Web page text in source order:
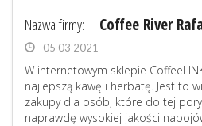
Nazwa firmy: Coffee River
05 03 2021
W internetowym sklepie
najlepszą kawę i herbatę. Jest to
zakupy dla osób, które do tej pory
naprawdę wysokiej jakości